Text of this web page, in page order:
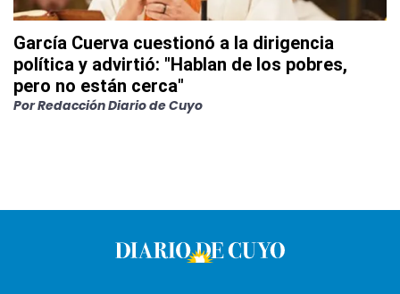
García Cuerva cuestionó a la dirigencia
política y advirtió: "Hablan de los pobres,
pero no están cerca"
PorRedacción Diario de Cuyo